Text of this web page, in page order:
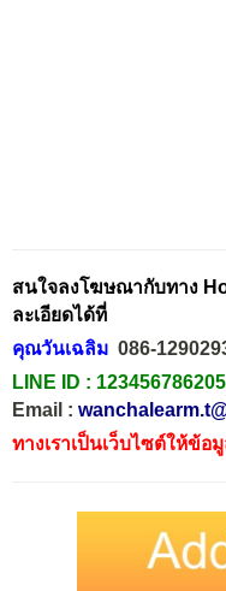
สนใจลงโฆษณากับทาง
ละเอียดได้ที่
คุณวันเฉลิม 086-
LINE ID : 123456786205
Email :
ทางเราเป็นเว็บไซต์ให้ข้อ